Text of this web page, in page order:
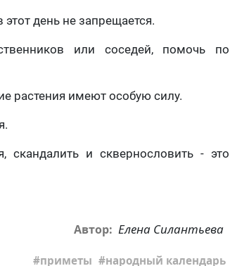
день не запрещается.
или соседей, помочь по
растения имеют особую силу.
скандалить и сквернословить - это
Автор: Елена Силантьева
приметы народный календарь